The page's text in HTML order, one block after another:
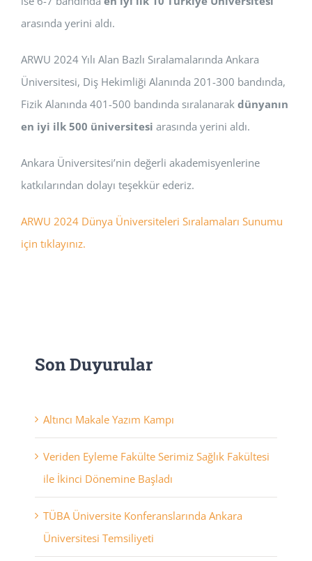
arasında yerini aldı.
ARWU 2024 Yılı Alan Bazlı Sıralamalarında Ankara
Üniversitesi, Diş Hekimliği Alanında 201-300 bandında,
Fizik Alanında 401-500 bandında sıralanarak dünyanın
en iyi ilk 500 üniversitesi arasında yerini aldı.
Ankara Üniversitesi’nin değerli akademisyenlerine
katkılarından dolayı teşekkür ederiz.
ARWU 2024 Dünya Üniversiteleri Sıralamaları Sunumu
için tıklayınız.
Son Duyurular
Altıncı Makale Yazım Kampı
Veriden Eyleme Fakülte Serimiz Sağlık Fakültesi
ile İkinci Dönemine Başladı
TÜBA Üniversite Konferanslarında Ankara
Üniversitesi Temsiliyeti